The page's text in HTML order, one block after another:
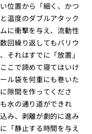
位置から「細く、かつ
温度のダブルアタック
に衝撃を与え、流動性
回繰り返してもバリウ
それはすでに「放置」
こで諦めて寝てはいけ
ル袋を何重にも巻いた
隙間を作ってくださ
水の通り道ができれ
み、剥離が劇的に進み
「静止する時間を与え